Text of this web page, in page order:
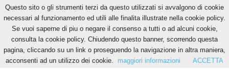
Home Tags Sculli
Sculli
Questo sito o gli strumenti terzi da questo utilizzati si avvalgono di cookie
necessari al funzionamento ed utili alle finalita illustrate nella cookie policy.
Se vuoi saperne di piu o negare il consenso a tutti o ad alcuni cookie,
consulta la cookie policy. Chiudendo questo banner, scorrendo questa
pagina, cliccando su un link o proseguendo la navigazione in altra maniera,
acconsenti ad un utilizzo dei cookie.
maggiori informazioni ACCETTA